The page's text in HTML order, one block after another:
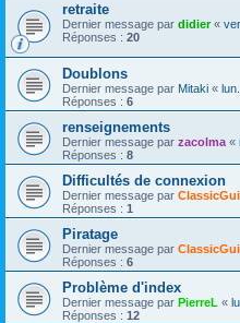
retraite
Dernier message par didier«
Réponses : 20
Doublons
Dernier message par Mitaki «
Réponses : 6
renseignements
Dernier message par zacolma «
Réponses : 8
Difficultés de connexion
Dernier message par
Réponses : 1
Piratage
Dernier message par
Réponses : 6
Problème d'index
Dernier message par PierreL «
Réponses : 12